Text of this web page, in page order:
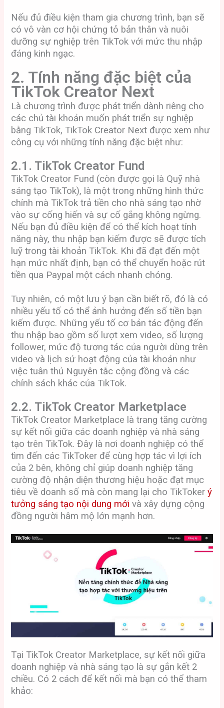
Nếu đủ điều kiện tham gia chương trình, bạn sẽ
có vô vàn cơ hội chứng tỏ bản thân và nuôi
dưỡng sự nghiệp trên TikTok với mức thu nhập
đáng kinh ngạc.
2. Tính năng đặc biệt của
TikTok Creator Next
Là chương trình được phát triển dành riêng cho
các chủ tài khoản muốn phát triển sự nghiệp
bằng TikTok, TikTok Creator Next được xem như
công cụ với những tính năng đặc biệt như:
2.1. TikTok Creator Fund
TikTok Creator Fund (còn được gọi là Quỹ nhà
sáng tạo TikTok), là một trong những hình thức
chính mà TikTok trả tiền cho nhà sáng tạo nhờ
vào sự cống hiến và sự cố gắng không ngừng.
Nếu bạn đủ điều kiện để có thể kích hoạt tính
năng này, thu nhập bạn kiếm được sẽ được tích
luỹ trong tài khoản TikTok. Khi đã đạt đến một
hạn mức nhất định, bạn có thể chuyển hoặc rút
tiền qua Paypal một cách nhanh chóng.
Tuy nhiên, có một lưu ý bạn cần biết rõ, đó là có
nhiều yếu tố có thể ảnh hưởng đến số tiền bạn
kiếm được. Những yếu tố cơ bản tác động đến
thu nhập bao gồm số lượt xem video, số lượng
follower, mức độ tương tác của người dùng trên
video và lịch sử hoạt động của tài khoản như
việc tuân thủ Nguyên tắc cộng đồng và các
chính sách khác của TikTok.
2.2. TikTok Creator Marketplace
TikTok Creator Marketplace là trang tăng cường
sự kết nối giữa các doanh nghiệp và nhà sáng
tạo trên TikTok. Đây là nơi doanh nghiệp có thể
tìm đến các TikToker để cùng hợp tác vì lợi ích
của 2 bên, không chỉ giúp doanh nghiệp tăng
cường độ nhận diện thương hiệu hoặc đạt mục
tiêu về doanh số mà còn mang lại cho TikTokerý
tưởng sáng tạo nội dung mới và xây dựng cộng
đồng người hâm mộ lớn mạnh hơn.
Tại TikTok Creator Marketplace, sự kết nối giữa
doanh nghiệp và nhà sáng tạo là sự gắn kết 2
chiều. Có 2 cách để kết nối mà bạn có thể tham
khảo: